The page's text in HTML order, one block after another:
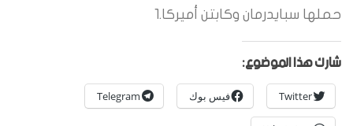
حملها سبايدرمان وكابتن أميركا.1
شارك هذا الموضوع:
Twitter فيس بوك Telegram